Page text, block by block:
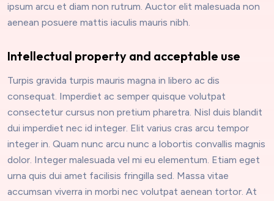
ipsum arcu et diam non rutrum. Auctor elit malesuada non
aenean posuere mattis iaculis mauris nibh.
Intellectual property and acceptable use
Turpis gravida turpis mauris magna in libero ac dis
consequat. Imperdiet ac semper quisque volutpat
consectetur cursus non pretium pharetra. Nisl duis blandit
dui imperdiet nec id integer. Elit varius cras arcu tempor
integer in. Quam nunc arcu nunc a lobortis convallis magnis
dolor. Integer malesuada vel mi eu elementum. Etiam eget
urna quis dui amet facilisis fringilla sed. Massa vitae
accumsan viverra in morbi nec volutpat aenean tortor. At